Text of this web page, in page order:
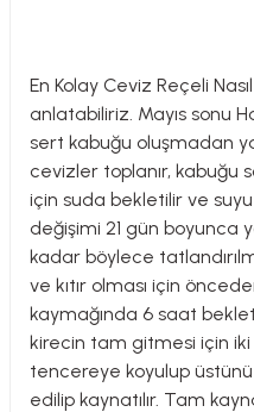
En Kolay Ceviz Reçeli Nasıl
anlatabiliriz. Mayıs sonu
sert kabuğu oluşmadan
cevizler toplanır, kabuğu
için suda bekletilir ve
değişimi 21 gün boyunca
kadar böylece
ve kıtır olması için
kaymağında 6 saat
kirecin tam gitmesi için iki
tencereye koyulup
edilip kaynatılır. Tam